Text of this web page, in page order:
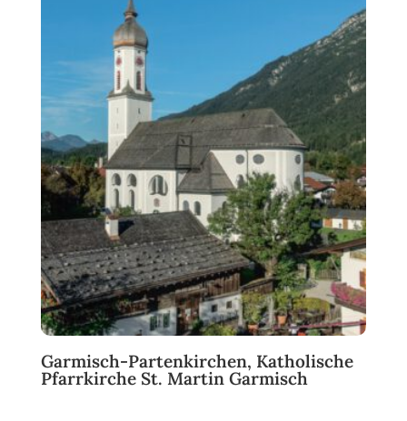
Garmisch-Partenkirchen, Katholische
Pfarrkirche St. Martin Garmisch